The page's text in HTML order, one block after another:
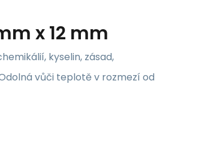
x 12 mm
kyselin, zásad,
vůči teplotě v rozmezí od